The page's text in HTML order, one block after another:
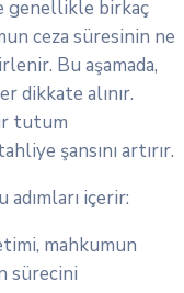
genellikle birkaç
ceza süresinin ne
Bu aşamada,
dikkate alınır.
tutum
şansını artırır.
içerir:
mahkumun
sürecini